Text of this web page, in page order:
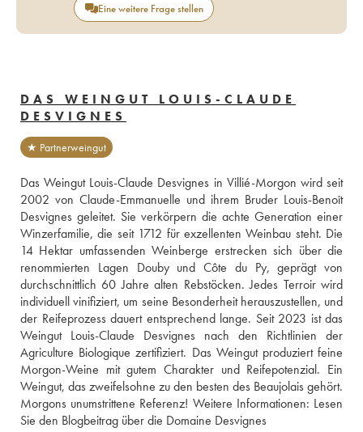
Eine weitere Frage stellen
DAS WEINGUT LOUIS-CLAUDE
DESVIGNES
★ Partnerweingut
Das Weingut Louis-Claude Desvignes in Villié-Morgon wird seit
2002 von Claude-Emmanuelle und ihrem Bruder Louis-Benoît
Desvignes geleitet. Sie verkörpern die achte Generation einer
Winzerfamilie, die seit 1712 für exzellenten Weinbau steht. Die
14 Hektar umfassenden Weinberge erstrecken sich über die
renommierten Lagen Douby und Côte du Py, geprägt von
durchschnittlich 60 Jahre alten Rebstöcken. Jedes Terroir wird
individuell vinifiziert, um seine Besonderheit herauszustellen, und
der Reifeprozess dauert entsprechend lange. Seit 2023 ist das
Weingut Louis-Claude Desvignes nach den Richtlinien der
Agriculture Biologique zertifiziert. Das Weingut produziert feine
Morgon-Weine mit gutem Charakter und Reifepotenzial. Ein
Weingut, das zweifelsohne zu den besten des Beaujolais gehört.
Morgons unumstrittene Referenz! Weitere Informationen: Lesen
Sie den Blogbeitrag über die Domaine Desvignes